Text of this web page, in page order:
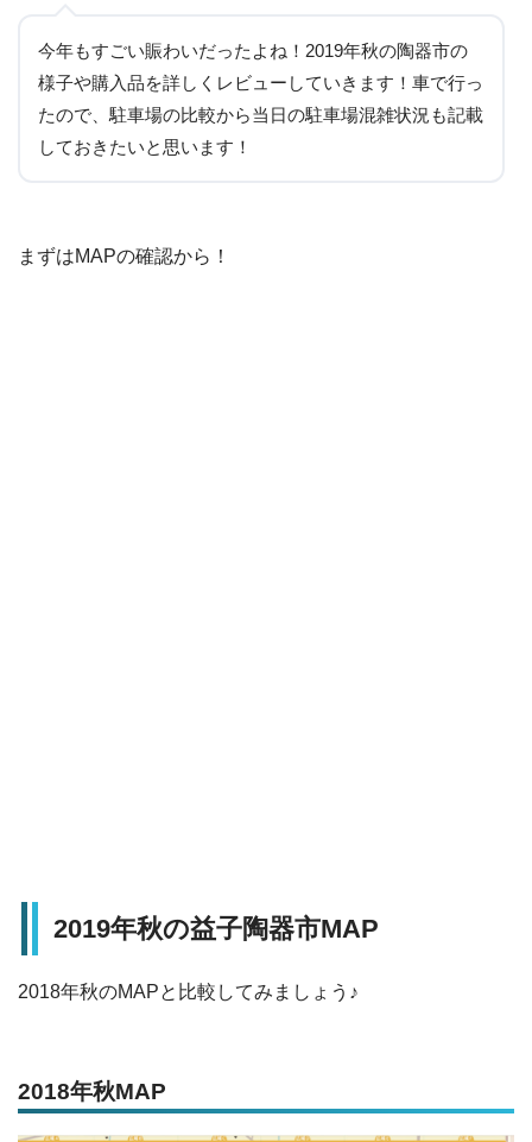
今年もすごい賑わいだったよね！2019年秋の陶器市の
様子や購入品を詳しくレビューしていきます！車で行っ
たので、駐車場の比較から当日の駐車場混雑状況も記載
しておきたいと思います！
まずはMAPの確認から！
2019年秋の益子陶器市MAP
2018年秋のMAPと比較してみましょう♪
2018年秋MAP